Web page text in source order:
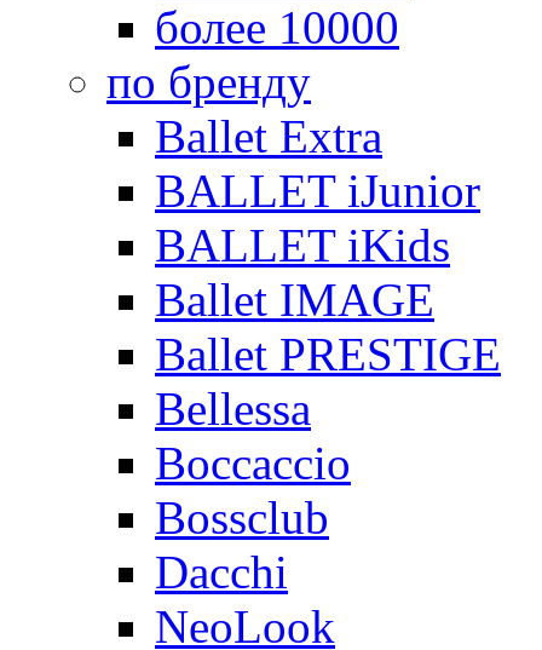
более 10000
по бренду
Ballet Extra
BALLET iJunior
BALLET iKids
Ballet IMAGE
Ballet PRESTIGE
Bellessa
Boccaccio
Bossclub
Dacchi
NeoLook